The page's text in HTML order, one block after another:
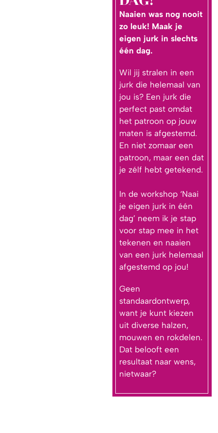
Naaien was nog nooit
zo leuk! Maak je
eigen jurk in slechts
één dag.
Wil jij stralen in een
jurk die helemaal van
jou is? Een jurk die
perfect past omdat
het patroon op jouw
maten is afgestemd.
En niet zomaar een
patroon, maar een dat
je zélf hebt getekend.
In de workshop ‘Naai
je eigen jurk in één
dag’ neem ik je stap
voor stap mee in het
tekenen en naaien
van een jurk helemaal
afgestemd op jou!
Geen
standaardontwerp,
want je kunt kiezen
uit diverse halzen,
mouwen en rokdelen.
Dat belooft een
resultaat naar wens,
nietwaar?